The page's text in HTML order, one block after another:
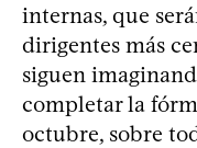
internas, que
dirigentes más
siguen
completar la
octubre, sobre